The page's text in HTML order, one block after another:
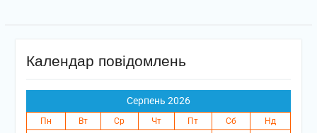
Календар повідомлень
Серпень 2026
Пн Вт Ср Чт Пт Сб
Нд